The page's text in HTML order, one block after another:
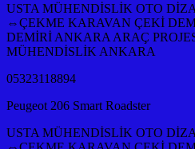
USTA MÜHENDİSLİK OTO
⇔ÇEKME KARAVAN ÇEKİ
DEMİRİ ANKARA ARAÇ
MÜHENDİSLİK ANKARA
05323118894
Peugeot 206 Smart Roadster
USTA MÜHENDİSLİK OTO